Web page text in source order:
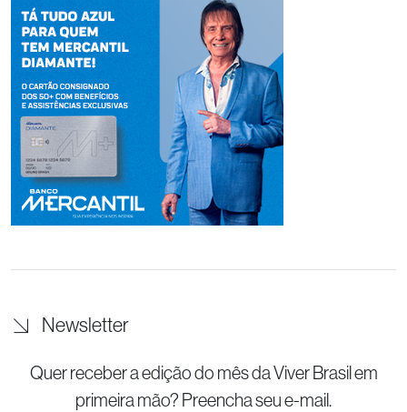
Newsletter
Quer receber a edição do mês da Viver Brasil em
primeira mão? Preencha seu e-mail.